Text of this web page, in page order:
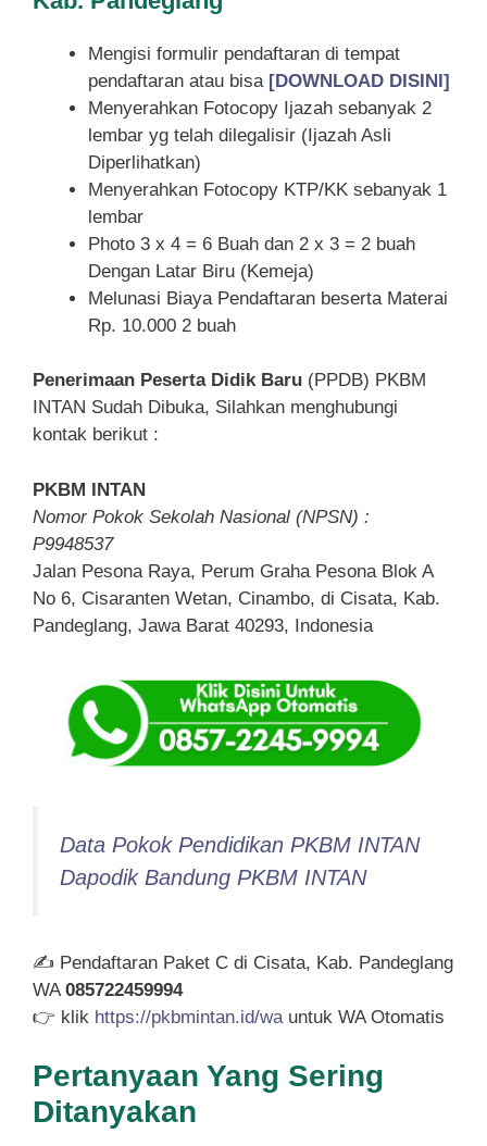
Mengisi formulir pendaftaran di tempat
pendaftaran atau bisa [DOWNLOAD DISINI]
Menyerahkan Fotocopy Ijazah sebanyak 2
lembar yg telah dilegalisir (Ijazah Asli
Diperlihatkan)
Menyerahkan Fotocopy KTP/KK sebanyak 1
lembar
Photo 3 x 4 = 6 Buah dan 2 x 3 = 2 buah
Dengan Latar Biru (Kemeja)
Melunasi Biaya Pendaftaran beserta Materai
Rp. 10.000 2 buah
Penerimaan Peserta Didik Baru (PPDB) PKBM
INTAN Sudah Dibuka, Silahkan menghubungi
kontak berikut :
PKBM INTAN
Nomor Pokok Sekolah Nasional (NPSN) :
P9948537
Jalan Pesona Raya, Perum Graha Pesona Blok A
No 6, Cisaranten Wetan, Cinambo, di Cisata, Kab.
Pandeglang, Jawa Barat 40293, Indonesia
Data Pokok Pendidikan PKBM INTAN
Dapodik Bandung PKBM INTAN
✍ Pendaftaran Paket C di Cisata, Kab. Pandeglang
WA 085722459994
👉 klik https://pkbmintan.id/wa untuk WA Otomatis
Pertanyaan Yang Sering
Ditanyakan